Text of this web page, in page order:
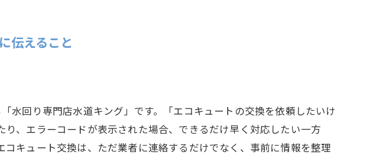
伝えること
水回り専門店水道キング」です。「エコキュートの交換を依頼したいけ
、エラーコードが表示された場合、できるだけ早く対応したい一方
キュート交換は、ただ業者に連絡するだけでなく、事前に情報を整理